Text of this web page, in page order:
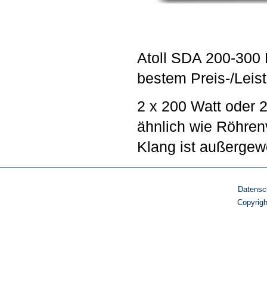
Atoll SDA 200-300
bestem Preis-/
2 x 200 Watt oder
ähnlich wie
Klang ist